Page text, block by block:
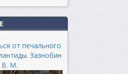
от печального
Зазнобин
В. М.